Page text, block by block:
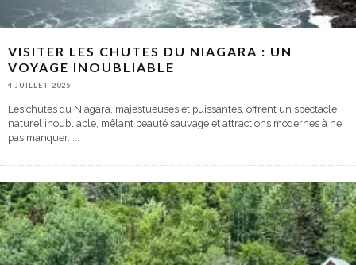
VISITER LES CHUTES DU NIAGARA : UN
VOYAGE INOUBLIABLE
4 JUILLET 2025
Les chutes du Niagara, majestueuses et puissantes, offrent un spectacle
naturel inoubliable, mêlant beauté sauvage et attractions modernes à ne
pas manquer. ...